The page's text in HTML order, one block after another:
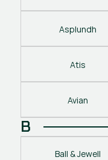
Asplundh
Atis
Avian
B
Ball & Jewell